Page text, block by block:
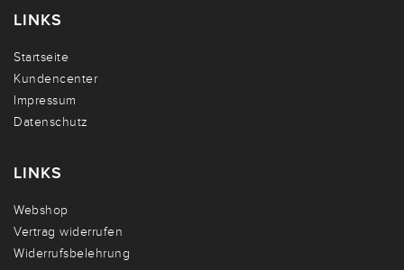
LINKS
Startseite
Kundencenter
Impressum
Datenschutz
LINKS
Webshop
Vertrag widerrufen
Widerrufsbelehrung